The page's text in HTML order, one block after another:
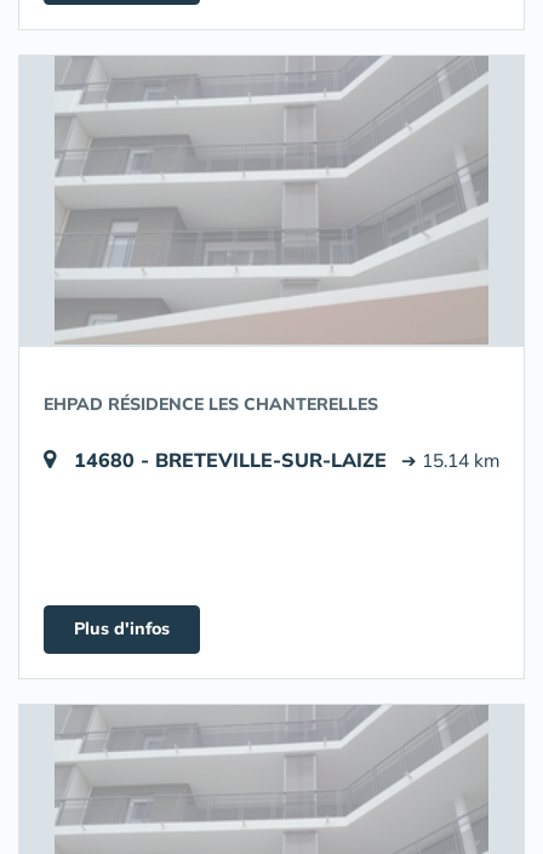
EHPAD RÉSIDENCE LES CHANTERELLES
14680 - BRETEVILLE-SUR-LAIZE ➔ 15.14 km
Plus d'infos